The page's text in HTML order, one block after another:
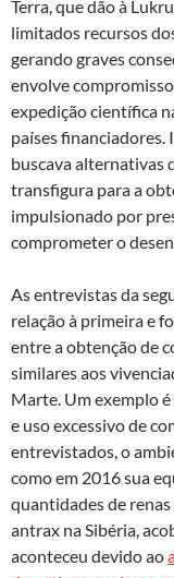
Terra, que dão à
limitados recursos
gerando graves
envolve
expedição científica
países financiadores.
buscava alternativas
transfigura para a
impulsionado por
comprometer o
As entrevistas da
relação à primeira e
entre a obtenção de
similares aos
Marte. Um exemplo
e uso excessivo de
entrevistados, o
como em 2016 sua
quantidades de
antrax na Sibéria,
aconteceu devido ao